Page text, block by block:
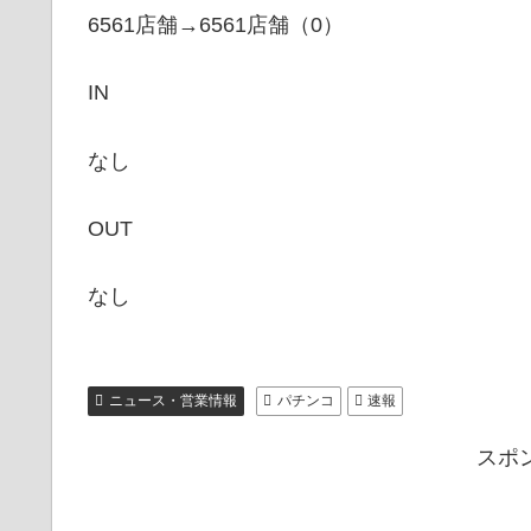
6561店舗→6561店舗（0）
IN
なし
OUT
なし
ニュース・営業情報 パチンコ 速報
スポ